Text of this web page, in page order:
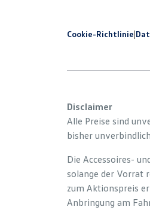
Cookie-Richtlinie|
Disclaimer
Alle Preise sind
bisher
Die Accessoires-
solange der Vorrat
zum Aktionspreis
Anbringung am